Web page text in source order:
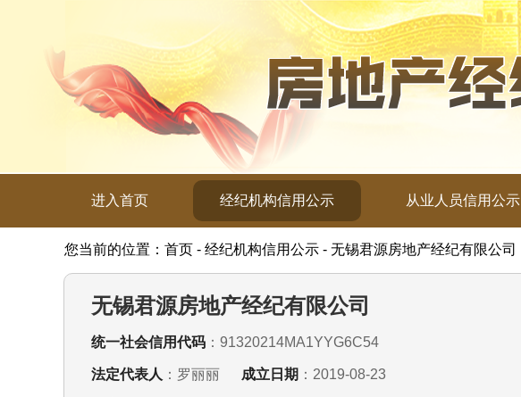
进入首页 经纪机构信用公示 从业人员信用公示
您当前的位置：首页 - 经纪机构信用公示 - 无锡君源房地产经纪有限公司
无锡君源房地产经纪有限公司
统一社会信用代码 ：91320214MA1YYG6C54
法定代表人 ：罗丽丽 成立日期 ：2019-08-23